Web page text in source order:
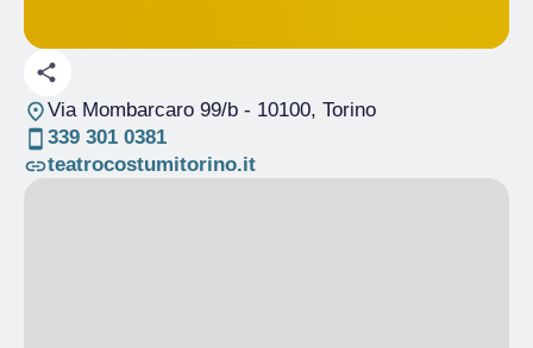
Via Mombarcaro 99/b- 10100, Torino
339 301 0381
teatrocostumitorino.it